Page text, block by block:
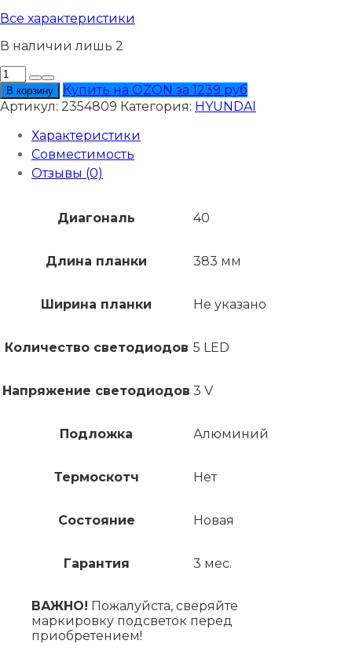
Все характеристики
В наличии лишь 2
Количество
товара
Подсветка
HYUNDAI
LED40F456BS2
В корзину
Купить на OZON за 1239 руб
Артикул: 2354809 Категория: HYUNDAI
Характеристики
Совместимость
Отзывы (0)
Диагональ 40
Длина планки 383 мм
Ширина планки Не указано
Количество светодиодов 5 LED
Напряжение светодиодов 3 V
Подложка Алюминий
Термоскотч Нет
Состояние Новая
Гарантия 3 мес.
ВАЖНО! Пожалуйста, сверяйте
маркировку подсветок перед
приобретением!